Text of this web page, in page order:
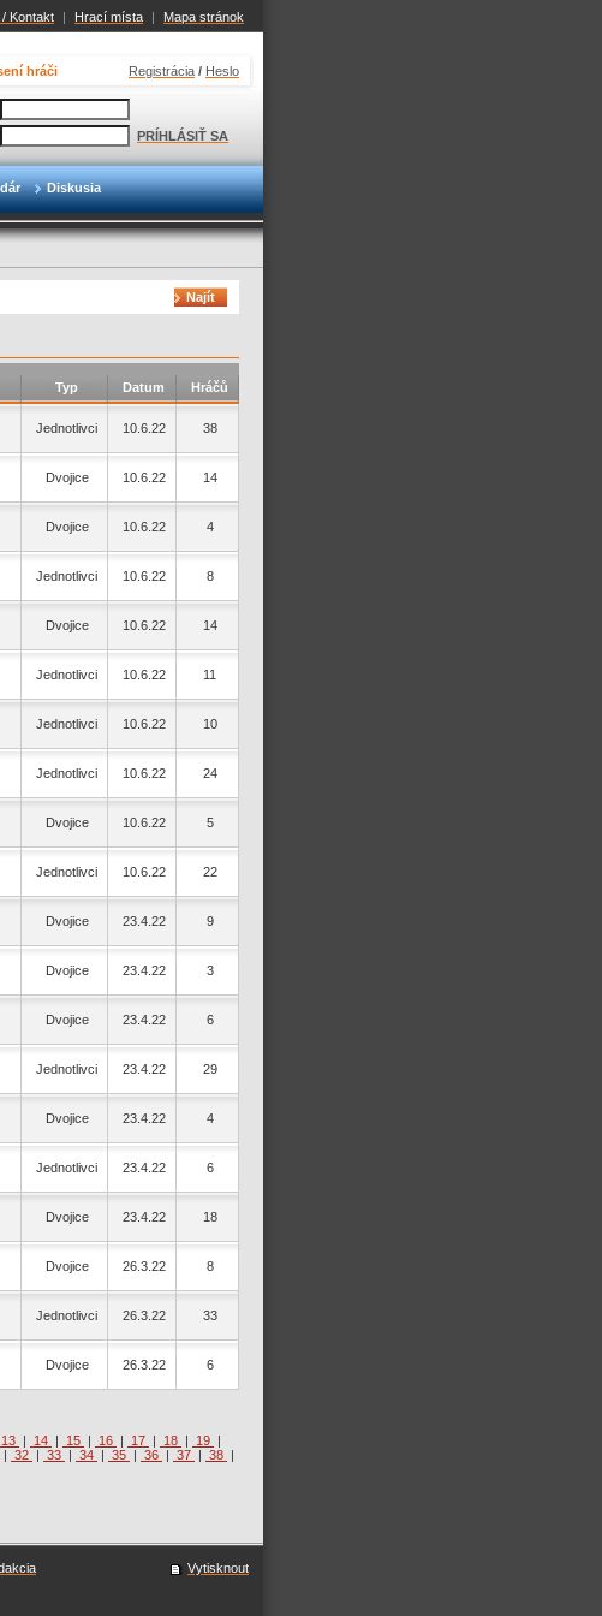
Kontakt | Hrací místa | Mapa stránok
Diskusia
hráči Registrácia / Heslo
PRÍHLÁSIŤ SA
Najít
Typ Datum Hráčů
Jednotlivci 10.6.22 38
Dvojice 10.6.22 14
Dvojice 10.6.22 4
Jednotlivci 10.6.22 8
Dvojice 10.6.22 14
Jednotlivci 10.6.22 11
Jednotlivci 10.6.22 10
Jednotlivci 10.6.22 24
Dvojice 10.6.22 5
Jednotlivci 10.6.22 22
Dvojice 23.4.22 9
Dvojice 23.4.22 3
Dvojice 23.4.22 6
Jednotlivci 23.4.22 29
Dvojice 23.4.22 4
Jednotlivci 23.4.22 6
Dvojice 23.4.22 18
Dvojice 26.3.22 8
Jednotlivci 26.3.22 33
Dvojice 26.3.22 6
13 | 14 | 15 | 16 | 17 | 18 | 19 |
| 32 | 33 | 34 | 35 | 36 | 37 | 38 |
Vytisknout